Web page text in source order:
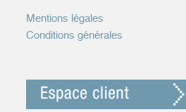
Mentions légales
Conditions générales